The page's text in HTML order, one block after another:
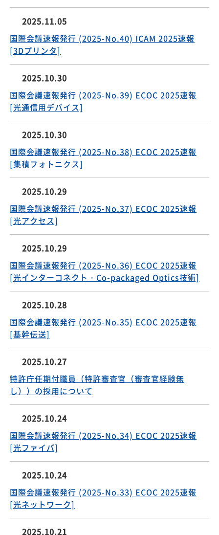
2025.11.05
国際会議速報発行 (2025-No.40) ICAM 2025速報
[3Dプリンタ]
2025.10.30
国際会議速報発行 (2025-No.39) ECOC 2025速報
[光通信用デバイス]
2025.10.30
国際会議速報発行 (2025-No.38) ECOC 2025速報
[集積フォトニクス]
2025.10.29
国際会議速報発行 (2025-No.37) ECOC 2025速報
[光アクセス]
2025.10.29
国際会議速報発行 (2025-No.36) ECOC 2025速報
[光インターコネクト・Co-packaged Optics技術]
2025.10.28
国際会議速報発行 (2025-No.35) ECOC 2025速報
[基幹伝送]
2025.10.27
特許庁任期付職員（特許審査官（審査官経験無
し））の採用について
2025.10.24
国際会議速報発行 (2025-No.34) ECOC 2025速報
[光ファイバ]
2025.10.24
国際会議速報発行 (2025-No.33) ECOC 2025速報
[光ネットワーク]
2025.10.21